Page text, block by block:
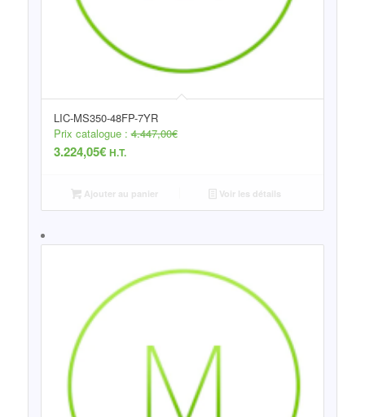
LIC-MS350-48FP-7YR
Prix catalogue :4.447,00€
3.224,05€ H.T.
Ajouter au panier Voir les détails